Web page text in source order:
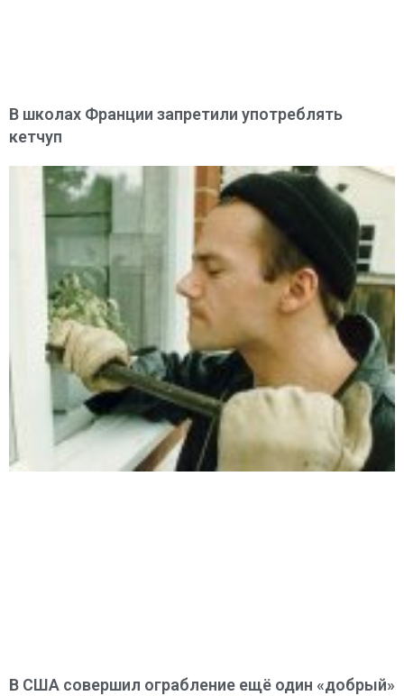
В школах Франции запретили употреблять
кетчуп
В США совершил ограбление ещё один «добрый»